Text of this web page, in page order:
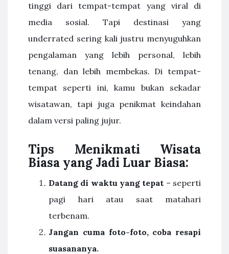
tinggi dari tempat-tempat yang viral di
media sosial. Tapi destinasi yang
underrated sering kali justru menyuguhkan
pengalaman yang lebih personal, lebih
tenang, dan lebih membekas. Di tempat-
tempat seperti ini, kamu bukan sekadar
wisatawan, tapi juga penikmat keindahan
dalam versi paling jujur.
Tips Menikmati Wisata
Biasa yang Jadi Luar Biasa:
Datang di waktu yang tepat – seperti
pagi hari atau saat matahari
terbenam.
Jangan cuma foto-foto, coba resapi
suasananya.